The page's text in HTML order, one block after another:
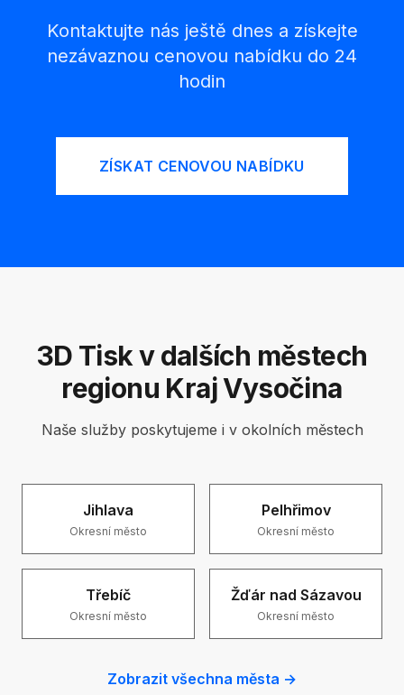
Kontaktujte nás ještě dnes a získejte
nezávaznou cenovou nabídku do 24
hodin
ZÍSKAT CENOVOU NABÍDKU
3D Tisk v dalších městech
regionu Kraj Vysočina
Naše služby poskytujeme i v okolních městech
Jihlava
Okresní město
Pelhřimov
Okresní město
Třebíč
Okresní město
Žďár nad Sázavou
Okresní město
Zobrazit všechna města →